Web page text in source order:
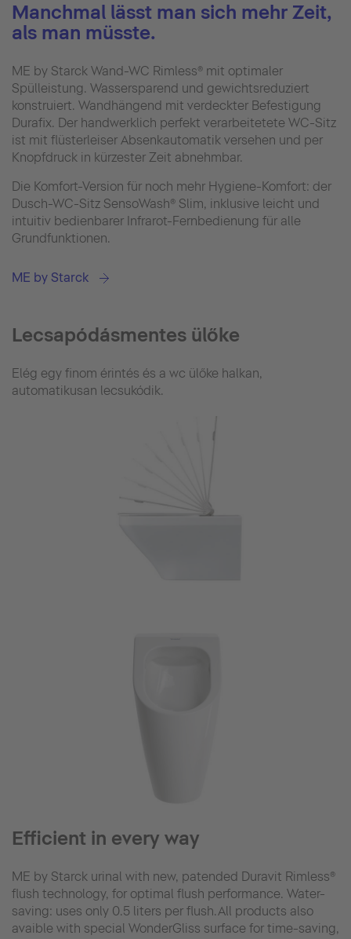
Manchmal lässt man sich mehr Zeit,
als man müsste.
ME by Starck Wand-WC Rimless® mit optimaler
Spülleistung. Wassersparend und gewichtsreduziert
konstruiert. Wandhängend mit verdeckter Befestigung
Durafix. Der hand­werklich perfekt verarbeitetete WC-Sitz
ist mit flüsterleiser Absenkautomatik versehen und per
Knopfdruck in kürzester Zeit abnehmbar.
Die Komfort-Version für noch mehr Hygiene-Komfort: der
Dusch-WC-Sitz SensoWash® Slim, inklusive leicht und
intuitiv bedienbarer Infrarot-Fernbedienung für alle
Grundfunktionen.
ME by Starck
Lecsapódásmentes ülőke
Elég egy finom érintés és a wc ülőke halkan,
automatikusan lecsukódik.
Efficient in every way
ME by Starck urinal with new, patended Duravit Rimless®
flush technology, for optimal flush performance. Water-
saving: uses only 0.5 liters per flush.All products also
avaible with special WonderGliss surface for time-saving,